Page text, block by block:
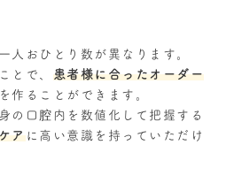
人おひとり数が異なります。
とで、 患者様に合ったオーダー
作ることができます。
の口腔内を数値化して把握する
アに高い意識を持っていただけ